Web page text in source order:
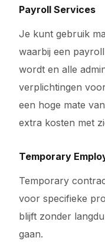
Payroll Services
Je kunt gebruik
waarbij een
wordt en alle
verplichtingen
een hoge mate
extra kosten met
Temporary
Temporary
voor specifieke
blijft zonder
gaan.